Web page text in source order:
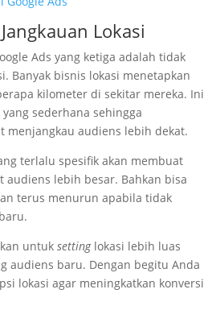
Lokasi
Ads yang ketiga adalah tidak
Banyak bisnis lokasi menetapkan
kilometer di sekitar mereka. Ini
sederhana sehingga
menjangkau audiens lebih dekat.
terlalu spesifik akan membuat
lebih besar. Bahkan bisa
terus menurun apabila tidak
untuk settinglokasi lebih luas
audiens baru. Dengan begitu Anda
lokasi agar meningkatkan konversi